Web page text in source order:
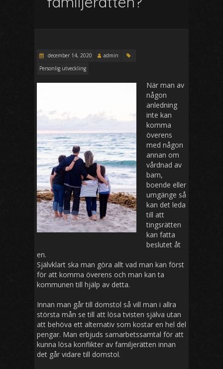
december 14, 2020
admin
Personlig utveckling
När man av
någon
anledning
inte kan
komma
överens
med någon
annan om
vårdnad av
barn,
boende eller
umgänge så
kan det leda
till att
tingsrätten
kan fatta
beslutet åt
en.
Självklart ska man göra allt vad man kan först
för att komma överens och man kan ta
kommunen till hjälp av detta.
Innan man går till domstol så vill man i allra
största mån se till att lösa tvisten själva utan
att behöva ett alternativ som kostar en hel del
pengar. Man erbjuds samarbetssamtal för att
kunna lösa konflikter av familjerätten innan
det går vidare till domstol.